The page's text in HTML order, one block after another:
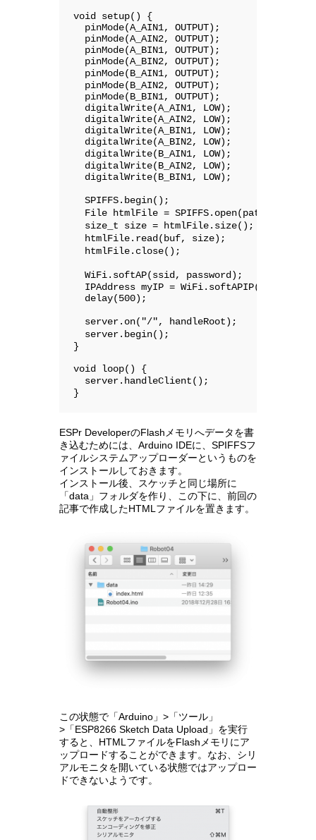
void setup() {
  pinMode(A_AIN1, OUTPUT);
  pinMode(A_AIN2, OUTPUT);
  pinMode(A_BIN1, OUTPUT);
  pinMode(A_BIN2, OUTPUT);
pinMode(B_AIN1, OUTPUT);             //
  pinMode(B_AIN2, OUTPUT);
  pinMode(B_BIN1, OUTPUT);
  digitalWrite(A_AIN1, LOW);
  digitalWrite(A_AIN2, LOW);
  digitalWrite(A_BIN1, LOW);
  digitalWrite(A_BIN2, LOW);
digitalWrite(B_AIN1, LOW);           //
  digitalWrite(B_AIN2, LOW);
  digitalWrite(B_BIN1, LOW);
SPIFFS.begin();                      // フ
File htmlFile = SPIFFS.open(path_root,
size_t size = htmlFile.size();       //
htmlFile.read(buf, size);            //
htmlFile.close();                    //
WiFi.softAP(ssid, password);         // 設
  IPAddress myIP = WiFi.softAPIP();
  delay(500);
server.on("/", handleRoot);          // ク
server.begin();                      //
}
void loop() {
server.handleClient();               // ク
ESPr DeveloperのFlashメモリへデータを書
き込むためには、Arduino IDEに、SPIFFSフ
ァイルシステムアップローダーというものを
インストールしておきます。
インストール後、スケッチと同じ場所に
「data」フォルダを作り、この下に、前回の
記事で作成したHTMLファイルを置きます。
この状態で「Arduino」>「ツール」
>「ESP8266 Sketch Data Upload」を実行
すると、HTMLファイルをFlashメモリにア
ップロードすることができます。なお、シリ
アルモニタを開いている状態ではアップロー
ドできないようです。